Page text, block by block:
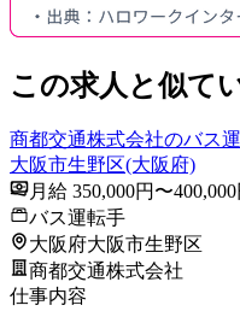
この求人と似て
商都交通株式会社のバス
大阪市生野区(大阪府)
月給 350,000円〜400,000
バス運転手
大阪府大阪市生野区
商都交通株式会社
仕事内容